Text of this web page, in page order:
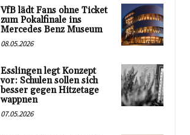
VfB lädt Fans ohne Ticket
zum Pokalfinale ins
Mercedes Benz Museum
08.05.2026
Esslingen legt Konzept
vor: Schulen sollen sich
besser gegen Hitzetage
wappnen
07.05.2026